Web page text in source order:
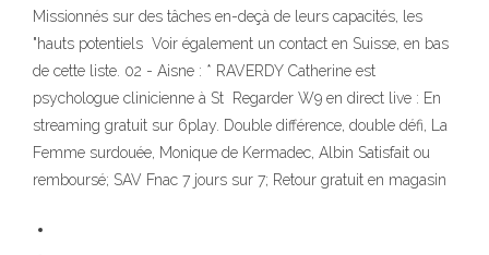
Missionnés sur des tâches en-deçà de leurs capacités, les
"hauts potentiels Voir également un contact en Suisse, en bas
de cette liste. 02 - Aisne : * RAVERDY Catherine est
psychologue clinicienne à St Regarder W9 en direct live : En
streaming gratuit sur 6play. Double différence, double défi, La
Femme surdouée, Monique de Kermadec, Albin Satisfait ou
remboursé; SAV Fnac 7 jours sur 7; Retour gratuit en magasin